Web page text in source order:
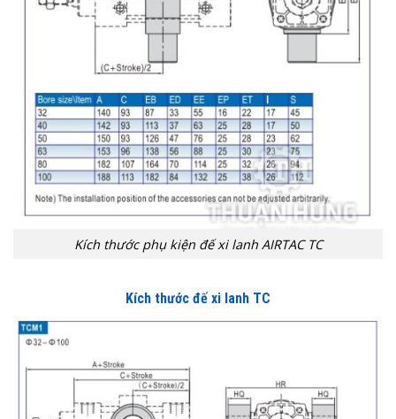
Kích thước phụ kiện đế xi lanh AIRTAC TC
Kích thước đế xi lanh TC